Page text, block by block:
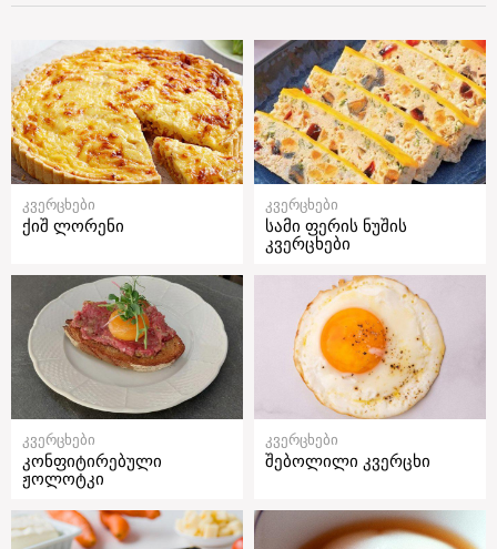
კვერცხები
ქიშ ლორენი
კვერცხები
სამი ფერის ნუშის
კვერცხები
კვერცხები
კონფიტირებული
ჟოლოტკი
კვერცხები
შებოლილი კვერცხი